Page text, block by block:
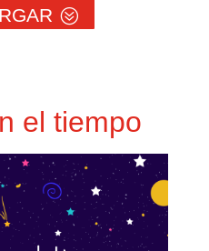
el tiempo